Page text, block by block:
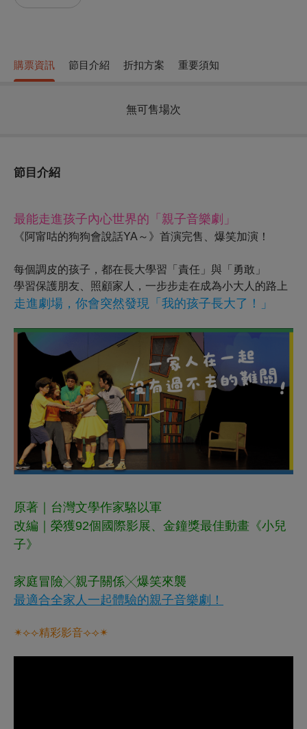
購票資訊 節目介紹 折扣方案 重要須知
無可售場次
節目介紹
最能走進孩子內心世界的「親子音樂劇」
《阿甯咕的狗狗會說話YA ～》首演完售 爆笑加演！
每個調皮的孩子，都在長大學習「責任」與「勇敢」
學習保護朋友、照顧家人，一步步走在成為小大人的路上
走進劇場，你會突然發現「我的孩子長大了！」
原著｜台灣文學作家駱以軍
改編｜榮獲92個國際影展、金鐘獎最佳動畫《小兒
子》
家庭冒險╳親子關係╳爆笑來襲
最適合全家人一起體驗的親子音樂劇！
✴⟣⟣精彩影音⟢⟢✴